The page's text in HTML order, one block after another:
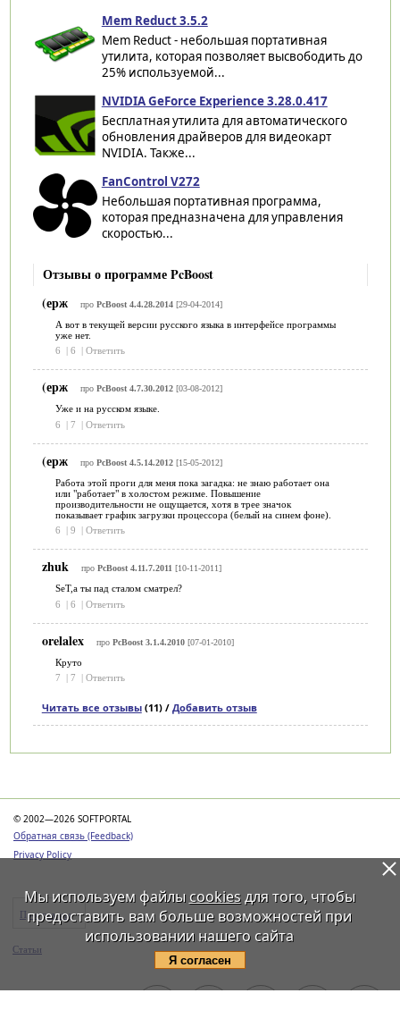
Mem Reduct 3.5.2
Mem Reduct - небольшая портативная
утилита, которая позволяет высвободить до
25% используемой...
NVIDIA GeForce Experience 3.28.0.417
Бесплатная утилита для автоматического
обновления драйверов для видеокарт
NVIDIA. Также...
FanControl V272
Небольшая портативная программа,
которая предназначена для управления
скоростью...
Отзывы о программе PcBoost
(ерж
про PcBoost 4.4.28.2014[29-04-2014]
А вот в текущей версии русского языка в интерфейсе программы
уже нет.
6
6 Ответить
(ерж про PcBoost 4.7.30.2012[03-08-2012]
Уже и на русском языке.
6
| 7 | Ответить
(ерж про PcBoost 4.5.14.2012[15-05-2012]
Работа этой проги для меня пока загадка: не знаю работает она
или "работает" в холостом режиме. Повышение
производительности не ощущается, хотя в трее значок
показывает график загрузки процессора (белый на синем фоне).
6
9 Ответить
zhuk про PcBoost 4.11.7.2011[10-11-2011]
SeT,а ты пад сталом сматрел?
6
| 6 | Ответить
orelalex про PcBoost 3.1.4.2010[07-01-2010]
Круто
7
7 Ответить
Читать все отзывы(11) / Добавить отзыв
© 2002—2026 SOFTPORTAL
Обратная связь (Feedback)
Privacy Policy
Программы
Статьи
Мы используем файлы cookiesдля того, чтобы
предоставить вам больше возможностей при
использовании нашего сайта